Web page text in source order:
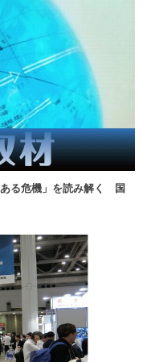
ある危機」を読み解く 国